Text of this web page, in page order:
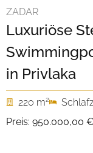
ZADAR
Luxuriöse
in Privlaka
220 m2
Preis: 950.000,00 €